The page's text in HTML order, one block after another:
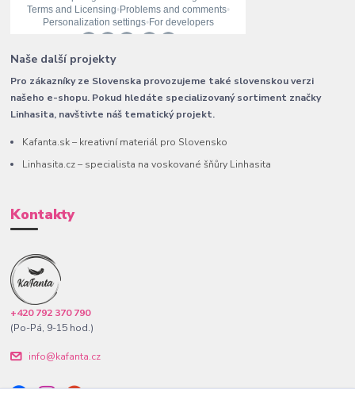
Naše další projekty
Pro zákazníky ze Slovenska provozujeme také slovenskou verzi
našeho e-shopu. Pokud hledáte specializovaný sortiment značky
Linhasita, navštivte náš tematický projekt.
Kafanta.sk – kreativní materiál pro Slovensko
Linhasita.cz – specialista na voskované šňůry Linhasita
Kontakty
+420 792 370 790
(Po-Pá, 9-15 hod.)
info@kafanta.cz